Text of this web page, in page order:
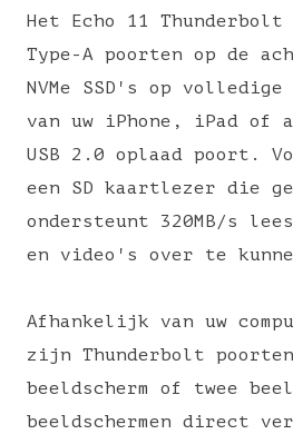
Het Echo 11
Type-A poorten op de
NVMe SSD's op
van uw iPhone, iPad of
USB 2.0 oplaad poort.
een SD kaartlezer die
ondersteunt 320MB/s
en video's over te
Afhankelijk van uw
zijn Thunderbolt
beeldscherm of twee
beeldschermen direct